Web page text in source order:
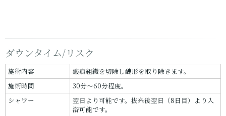
ダウンタイム/リスク
施術内容
瘢痕組織を切除し醜形を取り除きます。
施術時間
30分～60分程度。
シャワー
翌日より可能です。抜糸後翌日（8日目）より入
浴可能です。